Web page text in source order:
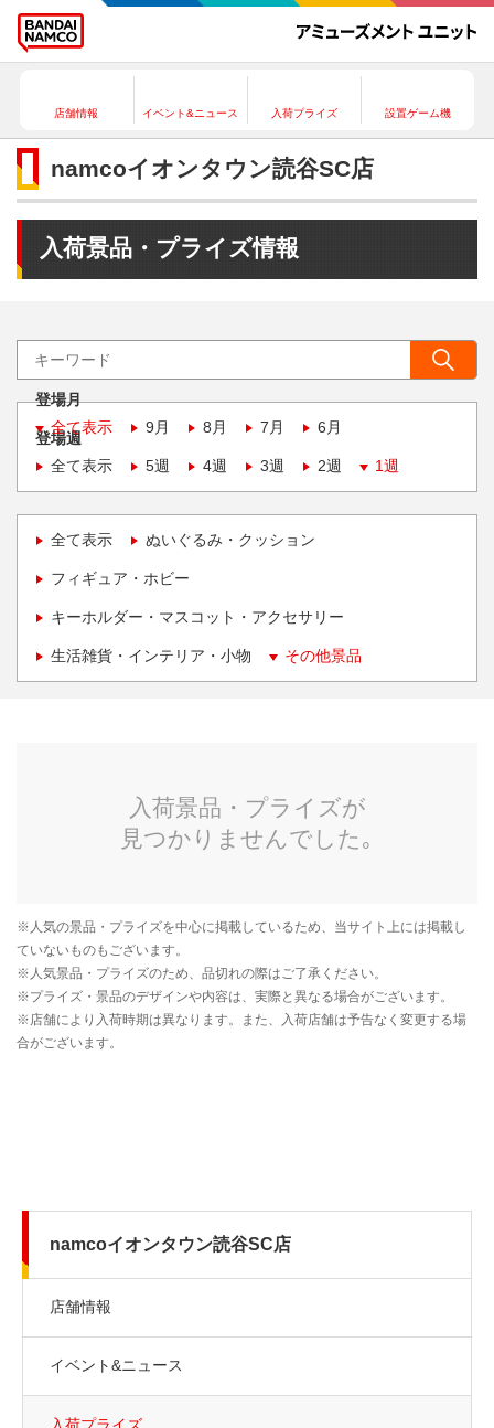
店舗情報 イベント&ニュース 入荷プライズ 設置ゲーム機
namcoイオンタウン読谷SC店
入荷景品・プライズ情報
登場月
全て表示
9月 8月 7月 6月
登場週
全て表示
5週 4週 3週 2週 1週
全て表示 ぬいぐるみ・クッション
フィギュア・ホビー
キーホルダー・マスコット・アクセサリー
生活雑貨・インテリア・小物 その他景品
namcoイオンタウン読谷SC店
店舗情報
イベント&ニュース
入荷プライズ